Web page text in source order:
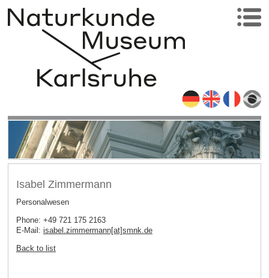
Isabel Zimmermann
Personalwesen
Phone: +49 721 175 2163
E-Mail: isabel.zimmermann[at]smnk.de
Back to list